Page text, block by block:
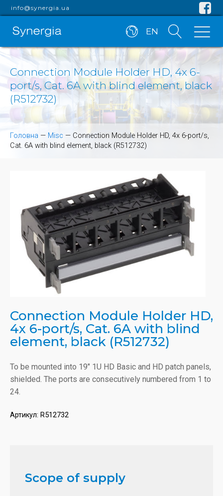
info@synergia.ua
EN
Connection Module Holder HD, 4x 6-
port/s, Cat. 6A with blind element, black
(R512732)
Головна — Misc — Connection Module Holder HD, 4x 6-port/s,
Cat. 6A with blind element, black (R512732)
Connection Module Holder HD,
4x 6-port/s, Cat. 6A with blind
element, black (R512732)
To be mounted into 19" 1U HD Basic and HD patch panels,
shielded. The ports are consecutively numbered from 1 to
24.
Артикул: R512732
Scope of supply